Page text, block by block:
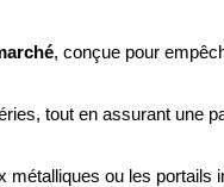
, conçue pour
tout en assurant une
métalliques ou les portails